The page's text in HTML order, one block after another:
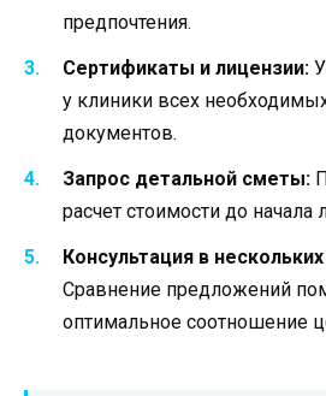
предпочтения.
Сертификаты и лицензии:
у клиники всех
документов.
Запрос детальной сметы:
расчет стоимости до начала
Консультация в
Сравнение предложений
оптимальное соотношение